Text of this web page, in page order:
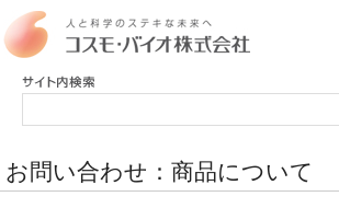
お問い合わせ：商品について